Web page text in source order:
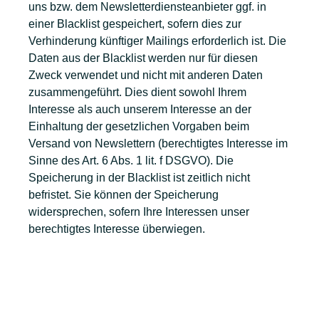
uns bzw. dem Newsletterdiensteanbieter ggf. in
einer Blacklist gespeichert, sofern dies zur
Verhinderung künftiger Mailings erforderlich ist. Die
Daten aus der Blacklist werden nur für diesen
Zweck verwendet und nicht mit anderen Daten
zusammengeführt. Dies dient sowohl Ihrem
Interesse als auch unserem Interesse an der
Einhaltung der gesetzlichen Vorgaben beim
Versand von Newslettern (berechtigtes Interesse im
Sinne des Art. 6 Abs. 1 lit. f DSGVO). Die
Speicherung in der Blacklist ist zeitlich nicht
befristet. Sie können der Speicherung
widersprechen, sofern Ihre Interessen unser
berechtigtes Interesse überwiegen.